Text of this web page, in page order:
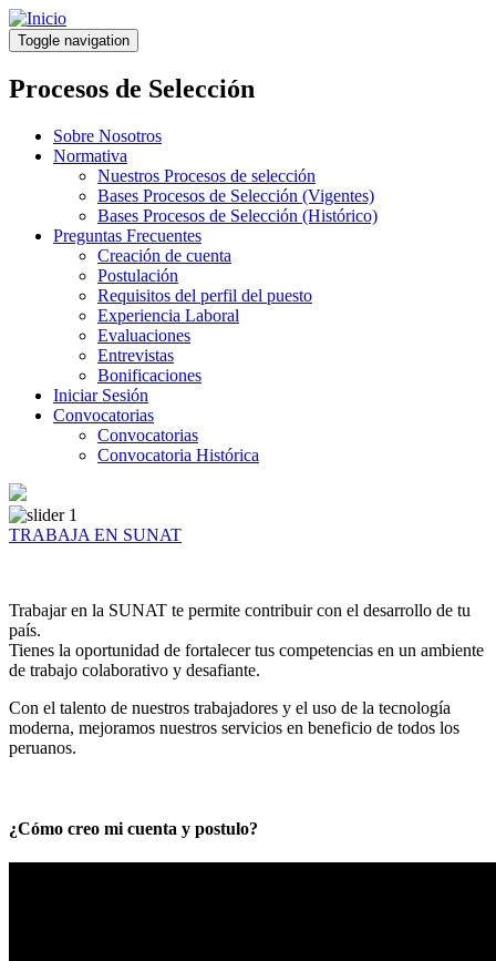
Pasar
al
contenido
principal
Toggle navigation
Procesos de Selección
Sobre Nosotros
Normativa
Nuestros Procesos de selección
Bases Procesos de Selección (Vigentes)
Bases Procesos de Selección (Histórico)
Preguntas Frecuentes
Creación de cuenta
Postulación
Requisitos del perfil del puesto
Experiencia Laboral
Evaluaciones
Entrevistas
Bonificaciones
Iniciar Sesión
Convocatorias
Convocatorias
Convocatoria Histórica
TRABAJA EN SUNAT
Trabajar en la SUNAT te permite contribuir con el desarrollo de tu
país.
Tienes la oportunidad de fortalecer tus competencias en un ambiente
de trabajo colaborativo y desafiante.
Con el talento de nuestros trabajadores y el uso de la tecnología
moderna, mejoramos nuestros servicios en beneficio de todos los
peruanos.
¿Cómo creo mi cuenta y postulo?